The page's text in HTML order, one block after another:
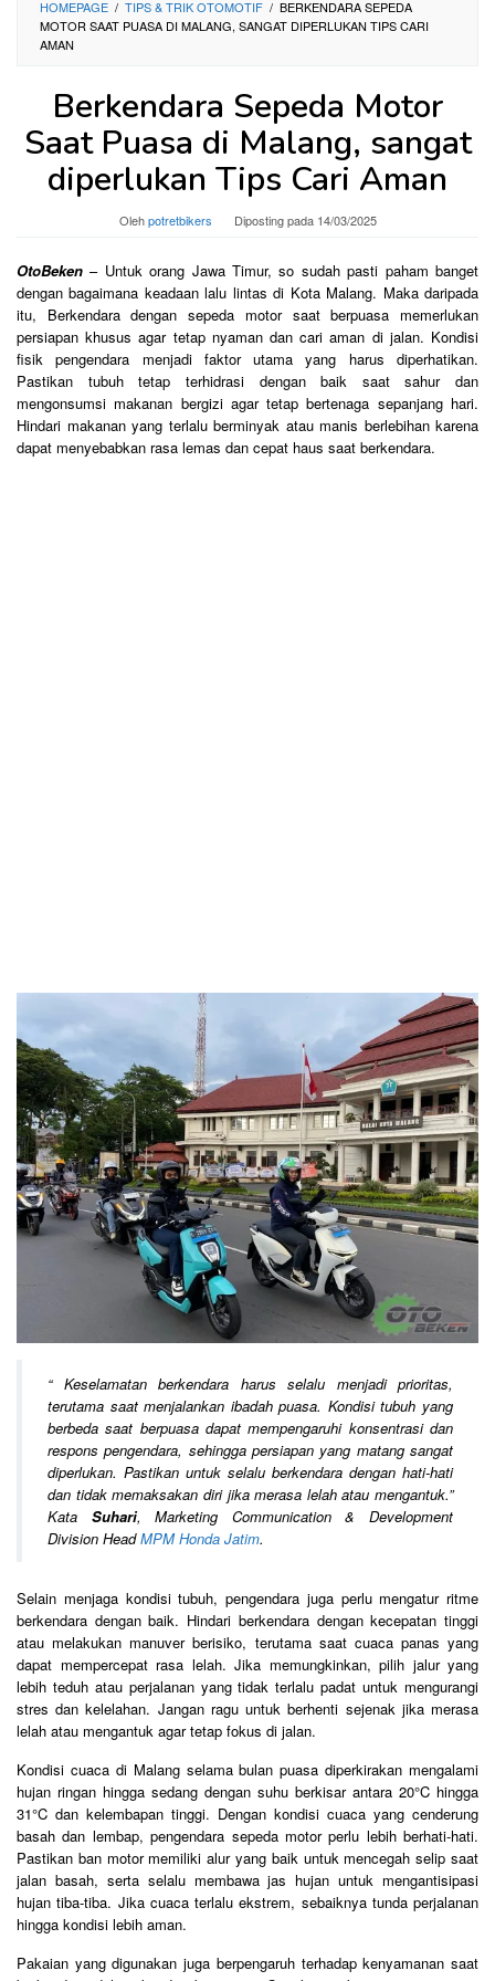
HOMEPAGE / TIPS & TRIK OTOMOTIF / BERKENDARA SEPEDA
MOTOR SAAT PUASA DI MALANG, SANGAT DIPERLUKAN TIPS CARI
AMAN
Berkendara Sepeda Motor
Saat Puasa di Malang, sangat
diperlukan Tips Cari Aman
Olehpotretbikers Diposting pada 14/03/2025
OtoBeken – Untuk orang Jawa Timur, so sudah pasti paham banget
dengan bagaimana keadaan lalu lintas di Kota Malang. Maka daripada
itu, Berkendara dengan sepeda motor saat berpuasa memerlukan
persiapan khusus agar tetap nyaman dan cari aman di jalan. Kondisi
fisik pengendara menjadi faktor utama yang harus diperhatikan.
Pastikan tubuh tetap terhidrasi dengan baik saat sahur dan
mengonsumsi makanan bergizi agar tetap bertenaga sepanjang hari.
Hindari makanan yang terlalu berminyak atau manis berlebihan karena
dapat menyebabkan rasa lemas dan cepat haus saat berkendara.
“Keselamatan berkendara harus selalu menjadi prioritas,
terutama saat menjalankan ibadah puasa. Kondisi tubuh yang
berbeda saat berpuasa dapat mempengaruhi konsentrasi dan
respons pengendara, sehingga persiapan yang matang sangat
diperlukan. Pastikan untuk selalu berkendara dengan hati-hati
dan tidak memaksakan diri jika merasa lelah atau mengantuk.”
Kata Suhari, Marketing Communication & Development
Division HeadMPM Honda Jatim.
Selain menjaga kondisi tubuh, pengendara juga perlu mengatur ritme
berkendara dengan baik. Hindari berkendara dengan kecepatan tinggi
atau melakukan manuver berisiko, terutama saat cuaca panas yang
dapat mempercepat rasa lelah. Jika memungkinkan, pilih jalur yang
lebih teduh atau perjalanan yang tidak terlalu padat untuk mengurangi
stres dan kelelahan. Jangan ragu untuk berhenti sejenak jika merasa
lelah atau mengantuk agar tetap fokus di jalan.
Kondisi cuaca di Malang selama bulan puasa diperkirakan mengalami
hujan ringan hingga sedang dengan suhu berkisar antara 20°C hingga
31°C dan kelembapan tinggi. Dengan kondisi cuaca yang cenderung
basah dan lembap, pengendara sepeda motor perlu lebih berhati-hati.
Pastikan ban motor memiliki alur yang baik untuk mencegah selip saat
jalan basah, serta selalu membawa jas hujan untuk mengantisipasi
hujan tiba-tiba. Jika cuaca terlalu ekstrem, sebaiknya tunda perjalanan
hingga kondisi lebih aman.
Pakaian yang digunakan juga berpengaruh terhadap kenyamanan saat